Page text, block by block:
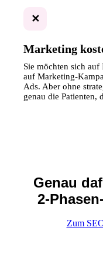
✕
Marketing
Sie möchten sich
auf Marketing-
Ads. Aber ohne
genau die Patienten,
Genau
2-
Zum